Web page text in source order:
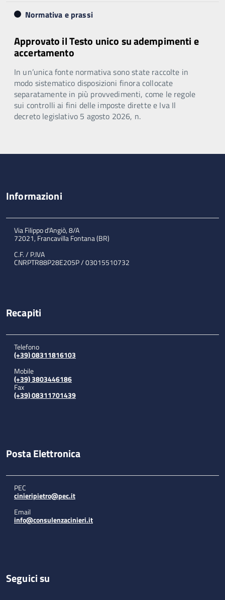
Normativa e prassi
Approvato il Testo unico su adempimenti e
accertamento
In un’unica fonte normativa sono state raccolte in
modo sistematico disposizioni finora collocate
separatamente in più provvedimenti, come le regole
sui controlli ai fini delle imposte dirette e Iva Il
decreto legislativo 5 agosto 2026, n.
Informazioni
Via Filippo d'Angiò, 8/A
72021, Francavilla Fontana (BR)
C.F. / P.IVA
CNRPTR88P28E205P / 03015510732
Recapiti
Telefono
(+39) 08311816103
Mobile
(+39) 3803446186
Fax
(+39) 08311701439
Posta Elettronica
PEC
cinieripietro@pec.it
Email
info@consulenzacinieri.it
Seguici su